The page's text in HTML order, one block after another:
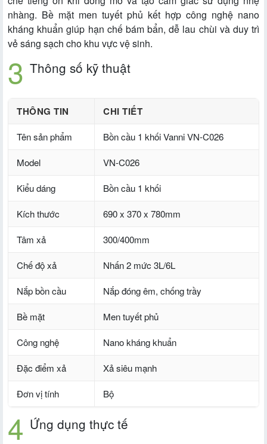
nhàng. Bề mặt men tuyết phủ kết hợp công nghệ nano
kháng khuẩn giúp hạn chế bám bẩn, dễ lau chùi và duy trì
vẻ sáng sạch cho khu vực vệ sinh.
Thông số kỹ thuật
THÔNG TIN CHI TIẾT
Tên sản phẩm Bồn cầu 1 khối Vanni VN-C026
Model VN-C026
Kiểu dáng Bồn cầu 1 khối
Kích thước 690 x 370 x 780mm
Tâm xả 300/400mm
Chế độ xả Nhấn 2 mức 3L/6L
Nắp bồn cầu Nắp đóng êm, chống trầy
Bề mặt Men tuyết phủ
Công nghệ Nano kháng khuẩn
Đặc điểm xả Xả siêu mạnh
Đơn vị tính Bộ
Ứng dụng thực tế